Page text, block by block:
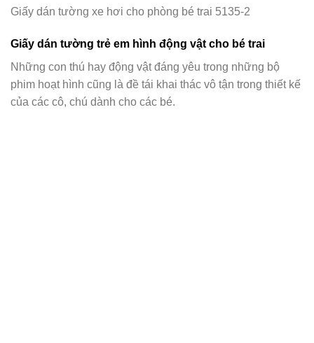
Giấy dán tường xe hơi cho phòng bé trai 5135-2
Giấy dán tường trẻ em hình động vật cho bé trai
Những con thú hay động vật đáng yêu trong những bộ
phim hoạt hình cũng là đề tái khai thác vô tận trong thiết kế
của các cô, chú dành cho các bé.